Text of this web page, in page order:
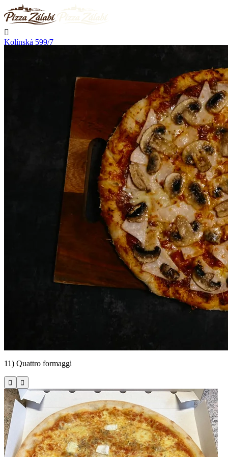

Kolínská 599/7
Začíná rozvážet v 11:00
Kolínská 599/7, Nymburk
Pizza Zálabí
11) Quattro formaggi
 